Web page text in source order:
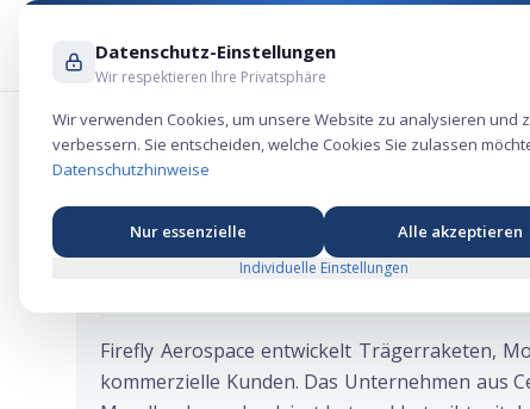
Firefly Aerospace IPO: Vom Mond an
Ticker: FLY
Firefly Aerospace entwickelt Trägerraketen,
kommerzielle Kunden. Das Unternehmen aus
Datenschutz-Einstellungen
Wir respektieren Ihre Privatsphäre
Wir verwenden Cookies, um unsere Website zu analysieren und
verbessern. Sie entscheiden, welche Cookies Sie zulassen
Datenschutzhinweise
Nur essenzielle Alle akzeptieren
Individuelle Einstellungen